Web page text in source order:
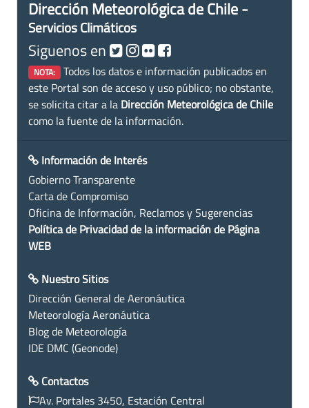
Dirección Meteorológica de Chile -
Servicios Climáticos
Siguenos en
NOTA: Todos los datos e información publicados en
este Portal son de acceso y uso público; no obstante,
se solicita citar a la Dirección Meteorológica de Chile
como la fuente de la información.
Información de Interés
Gobierno Transparente
Carta de Compromiso
Oficina de Información, Reclamos y Sugerencias
Política de Privacidad de la información de Página
WEB
Nuestro Sitios
Dirección General de Aeronáutica
Meteorología Aeronáutica
Blog de Meteorología
IDE DMC (Geonode)
Contactos
Av. Portales 3450, Estación Central